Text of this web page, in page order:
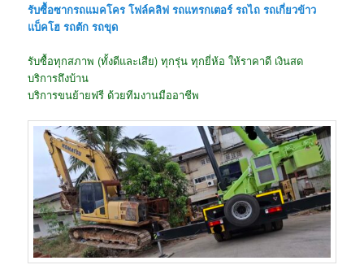
รับซื้อซากรถแมคโคร โฟล์คลิฟ รถแทรกเตอร์ รถไถ รถเกี่ยวข้าว
แบ็คโฮ รถตัก รถขุด
รับซื้อทุกสภาพ (ทั้งดีและเสีย) ทุกรุ่น ทุกยี่ห้อ ให้ราคาดี เงินสด
บริการถึงบ้าน
บริการขนย้ายฟรี ด้วยทีมงานมืออาชีพ